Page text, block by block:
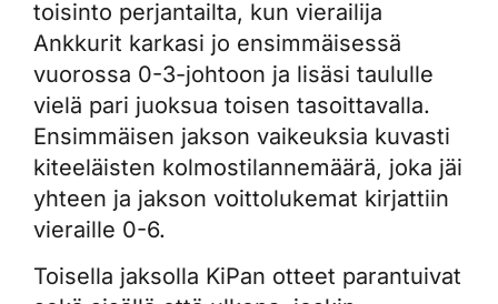
toisinto perjantailta, kun vierailija
Ankkurit karkasi jo ensimmäisessä
vuorossa 0-3-johtoon ja lisäsi taululle
vielä pari juoksua toisen tasoittavalla.
Ensimmäisen jakson vaikeuksia kuvasti
kiteeläisten kolmostilannemäärä, joka jäi
yhteen ja jakson voittolukemat kirjattiin
vieraille 0-6.
Toisella jaksolla KiPan otteet parantuivat